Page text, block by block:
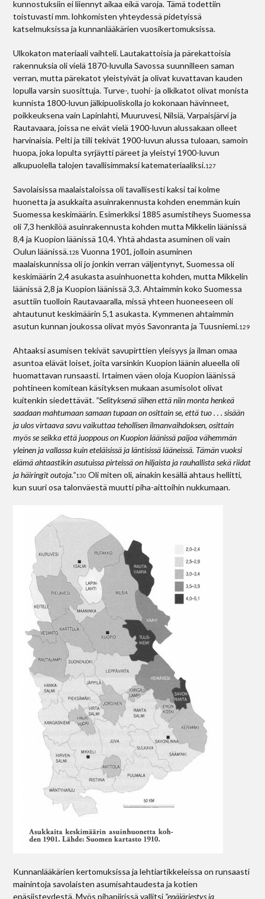
kunnostuksiin ei liiennyt aikaa eikä varoja. Tämä todettiin
toistuvasti mm. lohkomisten yhteydessä pidetyissä
katselmuksissa ja kunnanlääkärien vuosikertomuksissa.
Ulkokaton materiaali vaihteli. Lautakattoisia ja pärekattoisia
rakennuksia oli vielä 1870-luvulla Savossa suunnilleen saman
verran, mutta pärekatot yleistyivät ja olivat kuvattavan kauden
lopulla varsin suosittuja. Turve-, tuohi- ja olkikatot olivat monista
kunnista 1800-luvun jälkipuoliskolla jo kokonaan hävinneet,
poikkeuksena vain Lapinlahti, Muuruvesi, Nilsiä, Varpaisjärvi ja
Rautavaara, joissa ne eivät vielä 1900-luvun alussakaan olleet
harvinaisia. Pelti ja tiili tekivät 1900-luvun alussa tuloaan, samoin
huopa, joka lopulta syrjäytti päreet ja yleistyi 1900-luvun
alkupuolella talojen tavallisimmaksi katemateriaaliksi.127
Savolaisissa maalaistaloissa oli tavallisesti kaksi tai kolme
huonetta ja asukkaita asuinrakennusta kohden enemmän kuin
Suomessa keskimäärin. Esimerkiksi 1885 asumistiheys Suomessa
oli 7,3 henkilöä asuinrakennusta kohden mutta Mikkelin läänissä
8,4 ja Kuopion läänissä 10,4. Yhtä ahdasta asuminen oli vain
Oulun läänissä.128 Vuonna 1901, jolloin asuminen
maalaiskunnissa oli jo jonkin verran väljentynyt, Suomessa oli
keskimäärin 2,4 asukasta asuinhuonetta kohden, mutta Mikkelin
läänissä 2,8 ja Kuopion läänissä 3,3. Ahtaimmin koko Suomessa
asuttiin tuolloin Rautavaaralla, missä yhteen huoneeseen oli
ahtautunut keskimäärin 5,1 asukasta. Kymmenen ahtaimmin
asutun kunnan joukossa olivat myös Savonranta ja Tuusniemi.129
Ahtaaksi asumisen tekivät savupirttien yleisyys ja ilman omaa
asuntoa elävät loiset, joita varsinkin Kuopion läänin alueella oli
huomattavan runsaasti. Irtaimen väen oloja Kuopion läänissä
pohtineen komitean käsityksen mukaan asumisolot olivat
kuitenkin siedettävät. ”Selityksenä siihen että niin monta henkeä
saadaan mahtumaan samaan tupaan on osittain se, että tuo . . . sisään
ja ulos virtaava savu vaikuttaa tehollisen ilmanvaihdoksen, osittain
myös se seikka että juoppous on Kuopion läänissä paijoa vähemmän
yleinen ja vallassa kuin eteläisissä ja läntisissä lääneissä. Tämän vuoksi
elämä ahtaastikin asutuissa pirteissä on hiljaista ja rauhallista sekä riidat
ja häiringit outoja.”130 Oli miten oli, ainakin kesällä ahtaus hellitti,
kun suuri osa talonväestä muutti piha­-aittoihin nukkumaan.
Kunnanlääkärien kertomuksissa ja lehtiartikkeleissa on runsaasti
mainintoja savolaisten asumisahtaudesta ja kotien
epäsiisteydestä. Myös pihapiirissä vallitsi ”epäjärjestys ja